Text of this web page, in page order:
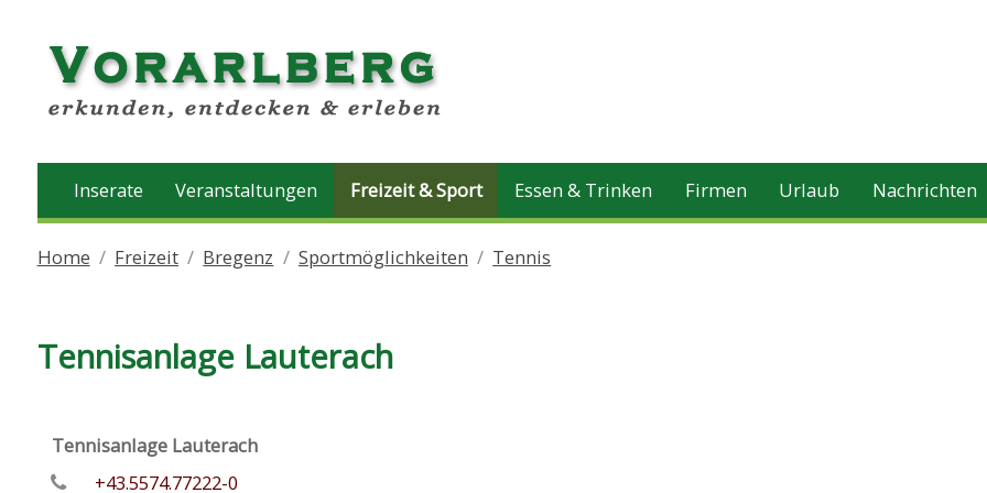
Inserate Veranstaltungen Freizeit & Sport Essen & Trinken Firmen Urlaub Nachrichten
Home Freizeit Bregenz Sportmöglichkeiten Tennis
Tennisanlage Lauterach
Tennisanlage Lauterach
+43.5574.77222-0